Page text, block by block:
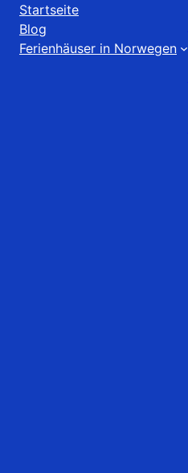
Startseite
Blog
Ferienhäuser in Norwegen